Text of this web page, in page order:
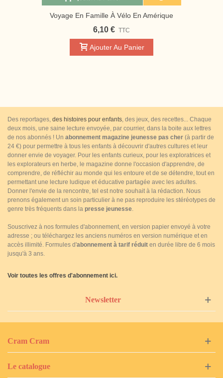
Voyage En Famille À Vélo En Amérique
Latine | Magazine Jeunesse Cram Cram
6,10 € TTC
Ajouter Au Panier
Des reportages, des histoires pour enfants, des jeux, des recettes... Chaque
deux mois, une saine lecture envoyée, par courrier, dans la boite aux lettres
de nos abonnés ! Un abonnement magazine jeunesse pas cher (à partir de
24 €) pour permettre à tous les enfants à découvrir d'autres cultures et leur
donner envie de voyager. Pour les enfants curieux, pour les exploratrices et
les explorateurs en herbe, le magazine donne l'occasion d'apprendre, de
comprendre, de réfléchir au monde qui les entoure et de se détendre, tout en
permettant une lecture ludique et éducative partagée avec les adultes.
Donner l'envie de la rencontre, tel est notre souhait à la rédaction. Nous
prenons également un soin particulier à ne pas reproduire les stéréotypes de
genre très fréquents dans la presse jeunesse.
Souscrivez à nos formules d'abonnement, en version papier envoyé à votre
adresse ; ou téléchargez les anciens numéros en version numérique et en
accès illimité. Formules d'abonnement à tarif réduit en durée libre de 6 mois
jusqu'à 3 ans.
Voir toutes les offres d'abonnement ici.
Newsletter
Cram Cram
Le catalogue